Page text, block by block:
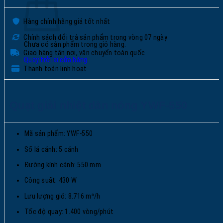
Chưa có sản phẩm trong giỏ hàng.
Quay trở lại cửa hàng
Hàng chính hãng giá tốt nhất
Chính sách đổi trả sản phẩm trong vòng 07 ngày
Giao hàng tận nơi, vận chuyển toàn quốc
Thanh toán linh hoạt
Mã sản phẩm: YWF-550
Số lá cánh: 5 cánh
Đường kính cánh: 550 mm
Công suất: 430 W
Lưu lượng gió: 8.716 m³/h
Tốc độ quay: 1.400 vòng/phút